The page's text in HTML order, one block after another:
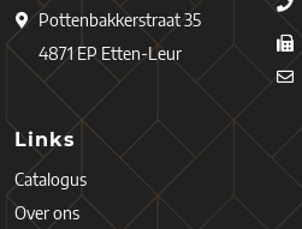
Pottenbakkerstraat 35
4871 EP Etten-Leur
Links
Catalogus
Over ons